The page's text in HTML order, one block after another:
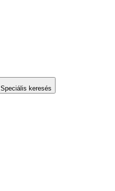
Speciális keresés